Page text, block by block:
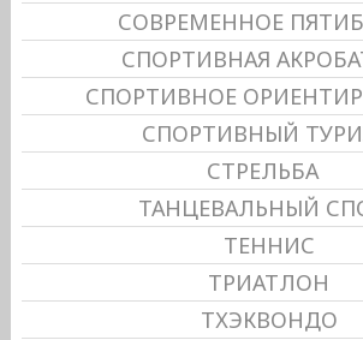
СОВРЕМЕННОЕ
СПОРТИВНАЯ
СПОРТИВНОЕ
СПОРТИВНЫЙ
СТРЕЛЬБА
ТАНЦЕВАЛЬНЫЙ
ТЕННИС
ТРИАТЛОН
ТХЭКВОНДО